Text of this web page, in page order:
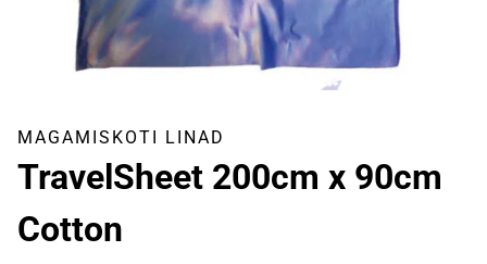
MAGAMISKOTI LINAD
TravelSheet 200cm x 90cm
Cotton